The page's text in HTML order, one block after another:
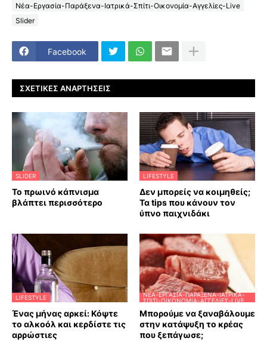
Νέα-Εργασία-Παράξενα-Ιατρικά-Σπίτι-Οικονομία-Αγγελίες-Live
Slider
Facebook
ΣΧΕΤΙΚΈΣ ΑΝΑΡΤΉΣΕΙΣ
SLIDER
Το πρωινό κάπνισμα
βλάπτει περισσότερο
LIFESTYLE
Δεν μπορείς να κοιμηθείς;
Τα tips που κάνουν τον
ύπνο παιχνιδάκι
LIFESTYLE
Ένας μήνας αρκεί: Κόψτε
το αλκοόλ και κερδίστε τις
αρρώστιες
ΝΈΑ-ΕΡΓΑΣΊΑ-ΠΑΡΆΞΕΝΑ-ΙΑΤΡΙΚΆ-
ΣΠΊΤΙ-ΟΙΚΟΝΟΜΊΑ-ΑΓΓΕΛΊΕΣ-LIVE
Μπορούμε να ξαναβάλουμε
στην κατάψυξη το κρέας
που ξεπάγωσε;